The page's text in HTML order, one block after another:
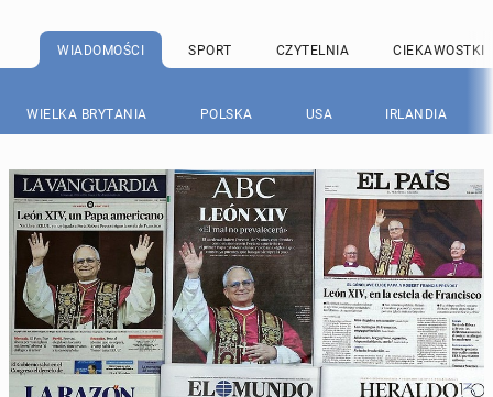
WIADOMOŚCI SPORT CZYTELNIA CIEKAWOSTKI
WIELKA BRYTANIA POLSKA USA IRLANDIA